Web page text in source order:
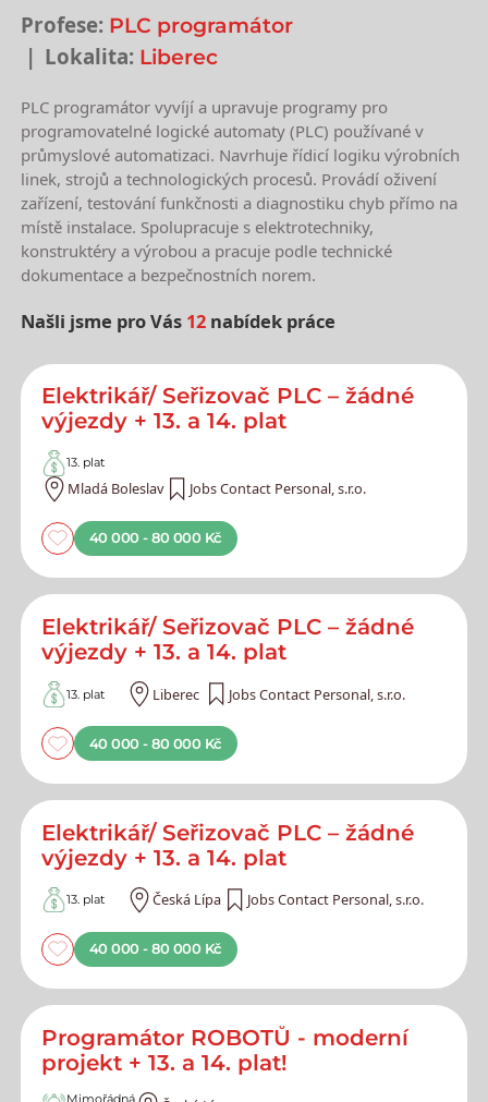
Profese: PLC programátor
Lokalita: Liberec
PLC programátor vyvíjí a upravuje programy pro
programovatelné logické automaty (PLC) používané v
průmyslové automatizaci. Navrhuje řídicí logiku výrobních
linek, strojů a technologických procesů. Provádí oživení
zařízení, testování funkčnosti a diagnostiku chyb přímo na
místě instalace. Spolupracuje s elektrotechniky,
konstruktéry a výrobou a pracuje podle technické
dokumentace a bezpečnostních norem.
Našli jsme pro Vás 12 nabídek práce
Nejnovější nabídky práce
Elektrikář/ Seřizovač PLC – žádné
výjezdy + 13. a 14. plat
13. plat
Mladá Boleslav Jobs Contact Personal, s.r.o.
40 000 - 80 000 Kč
Elektrikář/ Seřizovač PLC – žádné
výjezdy + 13. a 14. plat
13. plat Liberec Jobs Contact Personal, s.r.o.
40 000 - 80 000 Kč
Elektrikář/ Seřizovač PLC – žádné
výjezdy + 13. a 14. plat
13. plat Česká Lípa Jobs Contact Personal, s.r.o.
40 000 - 80 000 Kč
Programátor ROBOTŮ - moderní
projekt + 13. a 14. plat!
Mimořádná